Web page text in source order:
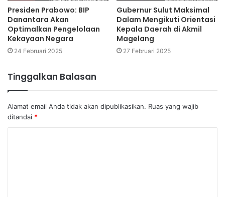
Presiden Prabowo: BIP
Danantara Akan
Optimalkan Pengelolaan
Kekayaan Negara
24 Februari 2025
Gubernur Sulut Maksimal
Dalam Mengikuti Orientasi
Kepala Daerah di Akmil
Magelang
27 Februari 2025
Tinggalkan Balasan
Alamat email Anda tidak akan dipublikasikan. Ruas yang wajib
ditandai *